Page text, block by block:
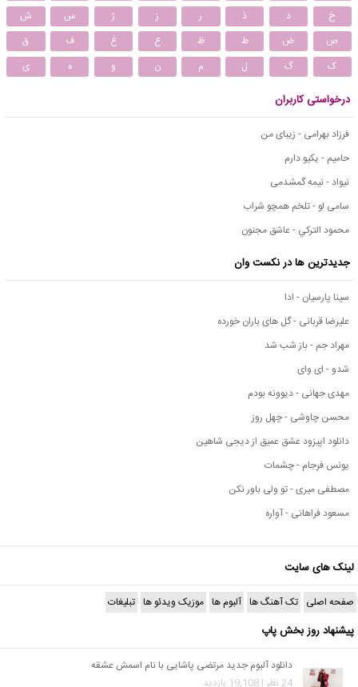
خ
د ذ ر ز ژ س
ش
ص
ض ط ظ ع غ ف
ق
ک
گ ل م ن و ه ی
درخواستی کاربران
فرزاد بهرامی - زیبای من
حامیم - یکیو دارم
نیواد - نیمه گمشدمی
سامی لو - تلخم همچو شراب
محمود التركي - عاشق مجنون
جدیدترین ها در نکست وان
سینا پارسیان - ادا
علیرضا قربانی - گل های باران خورده
مهراد جم - باز شب شد
شدو - ای وای
مهدی جهانی - دیوونه بودم
محسن چاوشی - چهل روز
دانلود اپیزود عشق عمیق از دیجی شاهین
یونس فرجام - چشمات
مصطفی میری - تو ولی باور نکن
مسعود فراهانی - آواره
لینک های سایت
صفحه اصلی تک آهنگ ها آلبوم ها موزیک ویدئو ها تبلیغات
پیشنهاد روز بخش پاپ
دانلود آلبوم جدید مرتضی پاشایی با نام اسمش عشقه
24 نظر | 19,108 بازدید